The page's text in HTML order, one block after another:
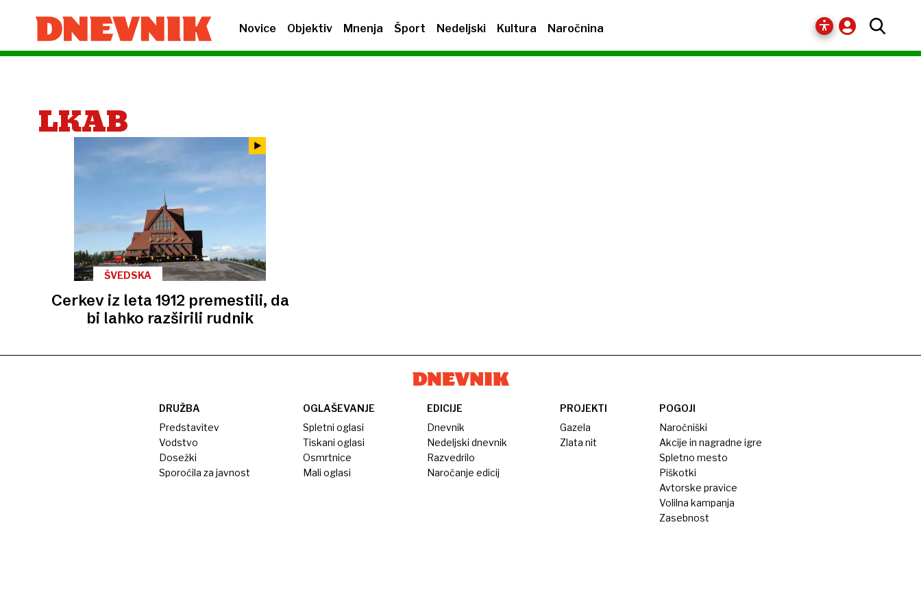
Novice Objektiv Mnenja Šport Nedeljski Kultura Naročnina
LKAB
ŠVEDSKA
Cerkev iz leta 1912 premestili, da
bi lahko razširili rudnik
DRUŽBA
Predstavitev
Vodstvo
Dosežki
Sporočila za javnost
OGLAŠEVANJE
Spletni oglasi
Tiskani oglasi
Osmrtnice
Mali oglasi
EDICIJE
Dnevnik
Nedeljski dnevnik
Razvedrilo
Naročanje edicij
PROJEKTI
Gazela
Zlata nit
POGOJI
Naročniški
Akcije in nagradne igre
Spletno mesto
Piškotki
Avtorske pravice
Volilna kampanja
Zasebnost